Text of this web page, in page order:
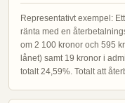
Representativt exempel:
ränta med en
om 2 100 kronor och 595
lånet) samt 19 kronor i
totalt 24,59%. Totalt att